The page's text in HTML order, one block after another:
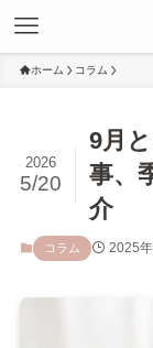
ホーム コラム
9月
事、
介
2026
5/20
コラム 2025